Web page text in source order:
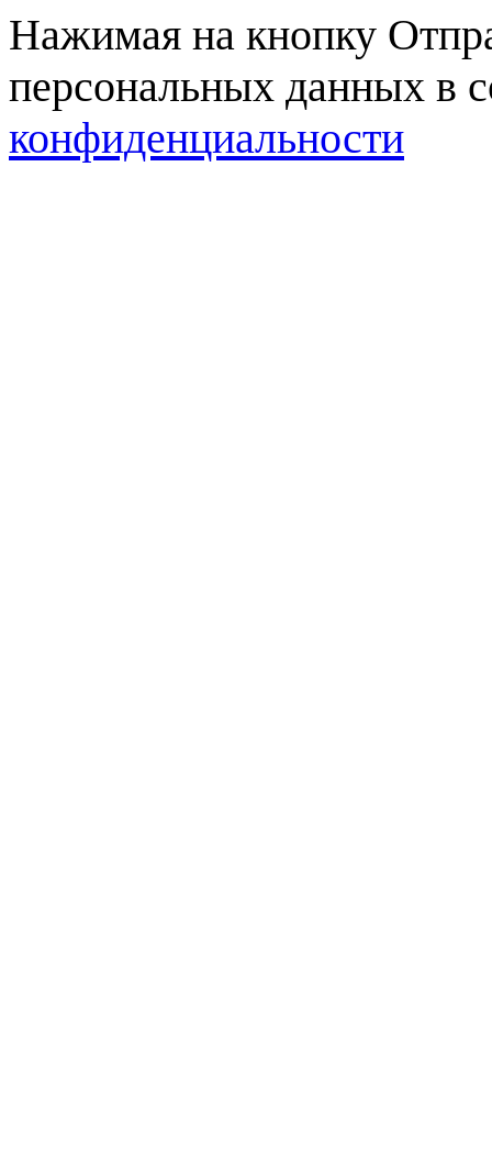
Нажимая на кнопку
персональных данных в
конфиденциальности